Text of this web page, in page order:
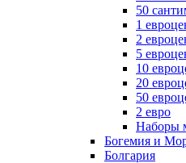
50
1
2
5
10
20
50
2 евро
Наборы
Богемия и
Болгария